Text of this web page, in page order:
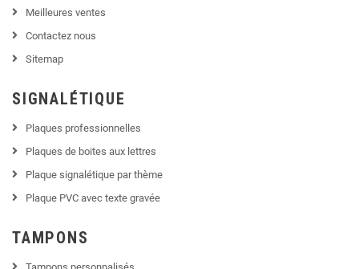
Meilleures ventes
Contactez nous
Sitemap
SIGNALÉTIQUE
Plaques professionnelles
Plaques de boites aux lettres
Plaque signalétique par thème
Plaque PVC avec texte gravée
TAMPONS
Tampons personnalisés